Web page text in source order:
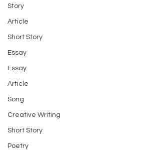
Story
Article
Short Story
Essay
Essay
Article
Song
Creative Writing
Short Story
Poetry